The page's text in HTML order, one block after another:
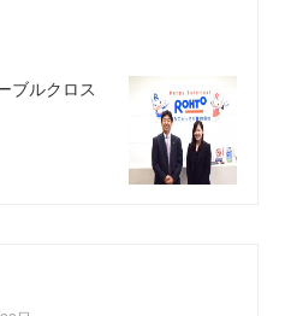
ブルクロス